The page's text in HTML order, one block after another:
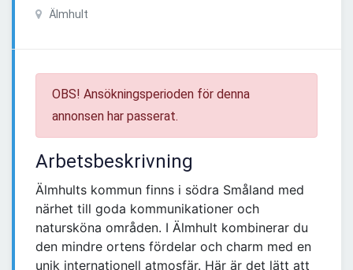
Älmhult
OBS! Ansökningsperioden för denna
annonsen har passerat.
Arbetsbeskrivning
Älmhults kommun finns i södra Småland med
närhet till goda kommunikationer och
natursköna områden. I Älmhult kombinerar du
den mindre ortens fördelar och charm med en
unik internationell atmosfär. Här är det lätt att